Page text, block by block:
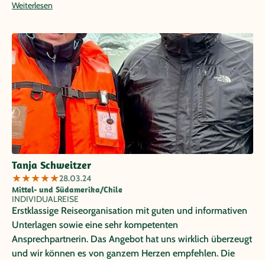
Reiseführerin Bruna wären ein paar Tage mehr super
Rundführung, auch an versteckte Plätze.
Weiterlesen
Tanja Schweitzer
★★★★★28.03.24
Mittel- und Südamerika/Chile
INDIVIDUALREISE
Erstklassige Reiseorganisation mit guten und informativen
Unterlagen sowie eine sehr kompetenten
Ansprechpartnerin. Das Angebot hat uns wirklich überzeugt
und wir können es von ganzem Herzen empfehlen. Die